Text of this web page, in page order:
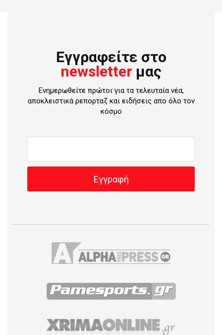
Εγγραφείτε στο
newsletter μας
Ενημερωθείτε πρώτοι για τα τελευταία νέα,
αποκλειστικά ρεπορταζ και ειδήσεις απο όλο τον
κόσμο